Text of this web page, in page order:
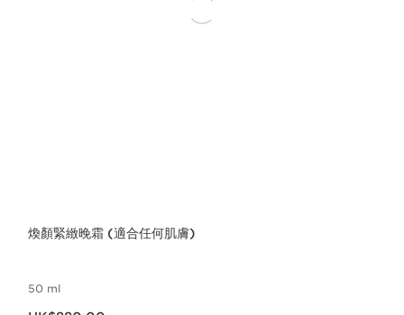
煥顏緊緻晚霜 (適合任何肌膚)
50 ml